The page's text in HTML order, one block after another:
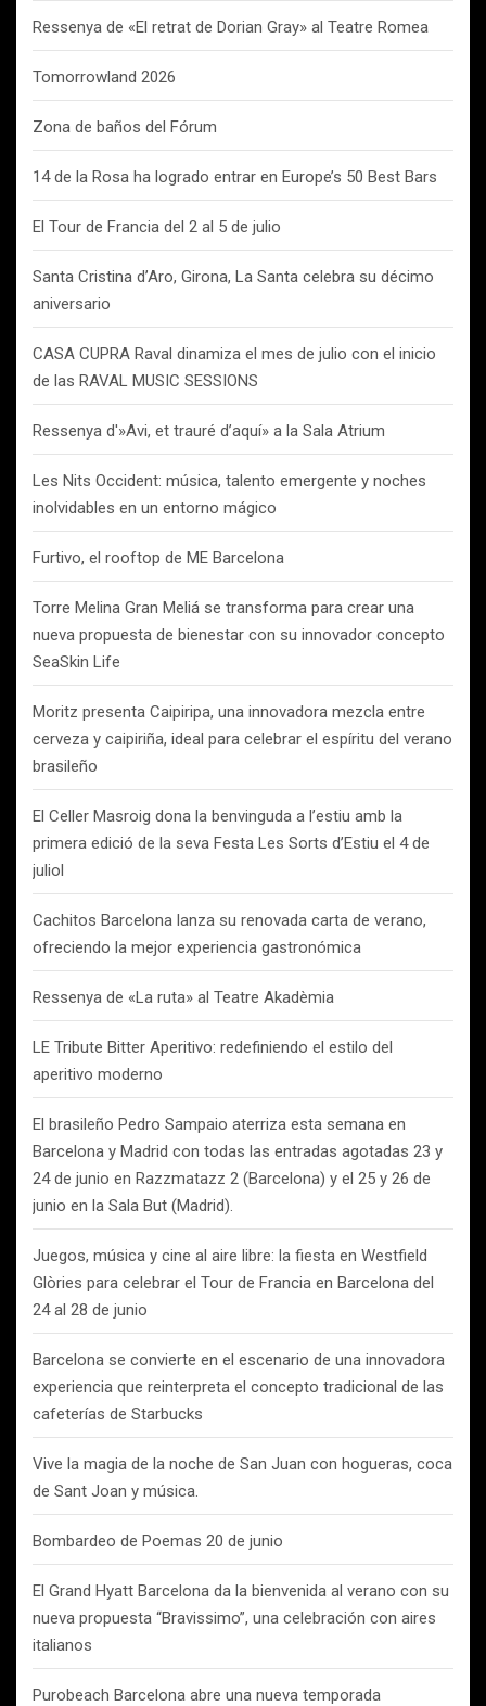
Ressenya de «El retrat de Dorian Gray» al Teatre Romea
Tomorrowland 2026
Zona de baños del Fórum
14 de la Rosa ha logrado entrar en Europe’s 50 Best Bars
El Tour de Francia del 2 al 5 de julio
Santa Cristina d’Aro, Girona, La Santa celebra su décimo
aniversario
CASA CUPRA Raval dinamiza el mes de julio con el inicio
de las RAVAL MUSIC SESSIONS
Ressenya d'»Avi, et trauré d’aquí» a la Sala Atrium
Les Nits Occident: música, talento emergente y noches
inolvidables en un entorno mágico
Furtivo, el rooftop de ME Barcelona
Torre Melina Gran Meliá se transforma para crear una
nueva propuesta de bienestar con su innovador concepto
SeaSkin Life
Moritz presenta Caipiripa, una innovadora mezcla entre
cerveza y caipiriña, ideal para celebrar el espíritu del verano
brasileño
El Celler Masroig dona la benvinguda a l’estiu amb la
primera edició de la seva Festa Les Sorts d’Estiu el 4 de
juliol
Cachitos Barcelona lanza su renovada carta de verano,
ofreciendo la mejor experiencia gastronómica
Ressenya de «La ruta» al Teatre Akadèmia
LE Tribute Bitter Aperitivo: redefiniendo el estilo del
aperitivo moderno
El brasileño Pedro Sampaio aterriza esta semana en
Barcelona y Madrid con todas las entradas agotadas 23 y
24 de junio en Razzmatazz 2 (Barcelona) y el 25 y 26 de
junio en la Sala But (Madrid).
Juegos, música y cine al aire libre: la fiesta en Westfield
Glòries para celebrar el Tour de Francia en Barcelona del
24 al 28 de junio
Barcelona se convierte en el escenario de una innovadora
experiencia que reinterpreta el concepto tradicional de las
cafeterías de Starbucks
Vive la magia de la noche de San Juan con hogueras, coca
de Sant Joan y música.
Bombardeo de Poemas 20 de junio
El Grand Hyatt Barcelona da la bienvenida al verano con su
nueva propuesta “Bravissimo”, una celebración con aires
italianos
Purobeach Barcelona abre una nueva temporada